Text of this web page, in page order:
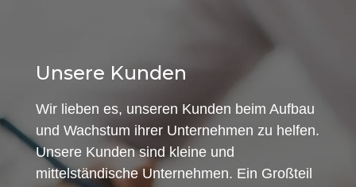
Unsere Kunden
Wir lieben es, unseren Kunden beim Aufbau
und Wachstum ihrer Unternehmen zu helfen.
Unsere Kunden sind kleine und
mittelständische Unternehmen. Ein Großteil